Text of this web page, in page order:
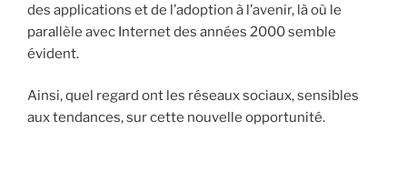
des applications et de l’adoption à l’avenir, là où le
parallèle avec Internet des années 2000 semble
évident.
Ainsi, quel regard ont les réseaux sociaux, sensibles
aux tendances, sur cette nouvelle opportunité.